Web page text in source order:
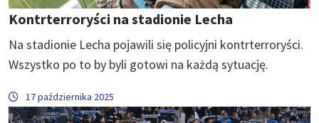
Kontrterroryści na stadionie Lecha
Na stadionie Lecha pojawili się policyjni kontrterroryści.
Wszystko po to by byli gotowi na każdą sytuację.
17 października 2025